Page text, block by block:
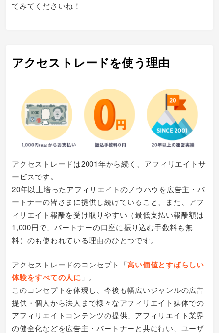
てみてくださいね！
アクセストレードを使う理由
アクセストレードは2001年から続く、アフィリエイトサ
ービスです。
20年以上培ったアフィリエイトのノウハウを広告主・パ
ートナーの皆さまに提供し続けていること、また、アフ
ィリエイト報酬を受け取りやすい（最低支払い報酬額は
1,000円で、パートナーの口座に振り込む手数料も無
料）のも使われている理由のひとつです。
アクセストレードのコンセプト「高い価値とすばらしい
体験をすべての人に 」。
このコンセプトを体現し、今後も幅広いジャンルの広告
提供・個人から法人まで様々なアフィリエイト媒体での
アフィリエイトコンテンツの提供、アフィリエイト業界
の健全化などを広告主・パートナーと共に行い、ユーザ